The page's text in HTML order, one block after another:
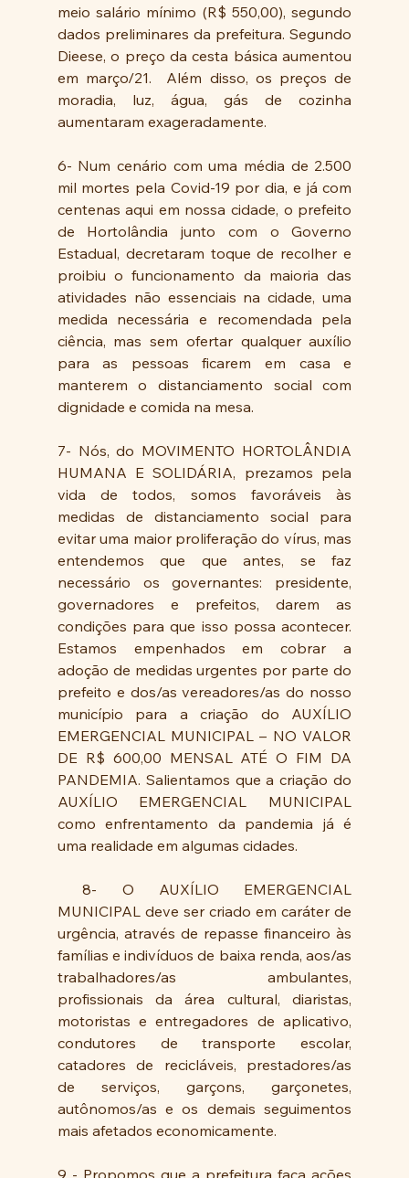
meio salário mínimo (R$ 550,00), segundo
dados preliminares da prefeitura. Segundo
Dieese, o preço da cesta básica aumentou
em março/21.  Além disso, os preços de
moradia, luz, água, gás de cozinha
aumentaram exageradamente.
6- Num cenário com uma média de 2.500
mil mortes pela Covid-19 por dia, e já com
centenas aqui em nossa cidade, o prefeito
de Hortolândia junto com o Governo
Estadual, decretaram toque de recolher e
proibiu o funcionamento da maioria das
atividades não essenciais na cidade, uma
medida necessária e recomendada pela
ciência, mas sem ofertar qualquer auxílio
para as pessoas ficarem em casa e
manterem o distanciamento social com
dignidade e comida na mesa.
7- Nós, do MOVIMENTO HORTOLÂNDIA
HUMANA E SOLIDÁRIA, prezamos pela
vida de todos, somos favoráveis às
medidas de distanciamento social para
evitar uma maior proliferação do vírus, mas
entendemos que que antes, se faz
necessário os governantes: presidente,
governadores e prefeitos, darem as
condições para que isso possa acontecer.
Estamos empenhados em cobrar a
adoção de medidas urgentes por parte do
prefeito e dos/as vereadores/as do nosso
município para a criação do AUXÍLIO
EMERGENCIAL MUNICIPAL – NO VALOR
DE R$ 600,00 MENSAL ATÉ O FIM DA
PANDEMIA. Salientamos que a criação do
AUXÍLIO EMERGENCIAL MUNICIPAL
como enfrentamento da pandemia já é
uma realidade em algumas cidades.
8- O AUXÍLIO EMERGENCIAL
MUNICIPAL deve ser criado em caráter de
urgência, através de repasse financeiro às
famílias e indivíduos de baixa renda, aos/as
trabalhadores/as ambulantes,
profissionais da área cultural, diaristas,
motoristas e entregadores de aplicativo,
condutores de transporte escolar,
catadores de recicláveis, prestadores/as
de serviços, garçons, garçonetes,
autônomos/as e os demais seguimentos
mais afetados economicamente.